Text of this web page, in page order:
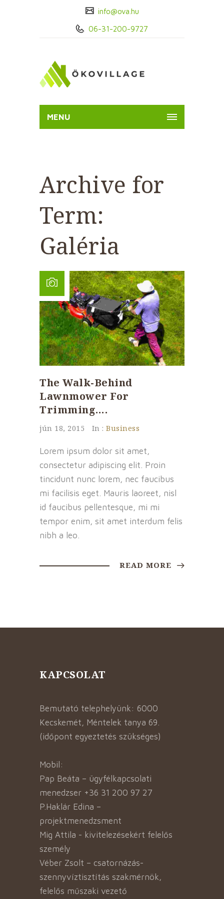
info@ova.hu
06-31-200-9727
MENU
Archive for
Term:
Galéria
The Walk-Behind
Lawnmower For
Trimming….
jún 18, 2015 In : Business
Lorem ipsum dolor sit amet,
consectetur adipiscing elit. Proin
tincidunt nunc lorem, nec faucibus
mi facilisis eget. Mauris laoreet, nisl
id faucibus pellentesque, mi mi
tempor enim, sit amet interdum felis
nibh a leo.
READ MORE
KAPCSOLAT
Bemutató telephelyünk: 6000
Kecskemét, Méntelek tanya 69.
(időpont egyeztetés szükséges)
Mobil:
Pap Beáta – ügyfélkapcsolati
menedzser +36 31 200 97 27
P.Haklár Edina –
projektmenedzsment
Mig Attila - kivitelezésekért felelős
személy
Véber Zsolt – csatornázás-
szennyvíztisztítás szakmérnök,
felelős műszaki vezető